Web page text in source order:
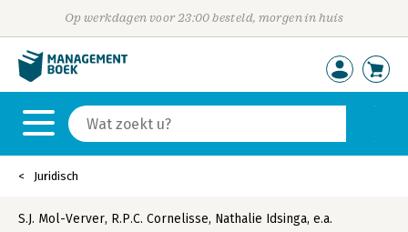
Op werkdagen voor 23:00 besteld, morgen in huis
Juridisch
S.J. Mol-Verver, R.P.C. Cornelisse, Nathalie Idsinga, e.a.